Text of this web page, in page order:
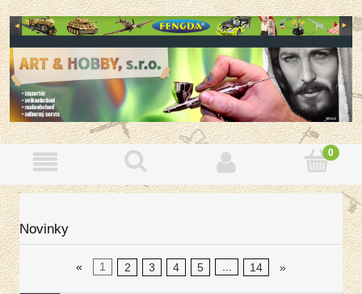
Novinky
« 1 2 3 4 5 ... 14 »